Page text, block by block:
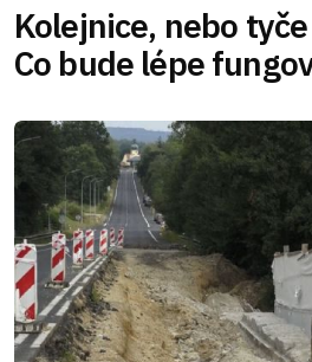
Kolejnice, nebo
Co bude lépe